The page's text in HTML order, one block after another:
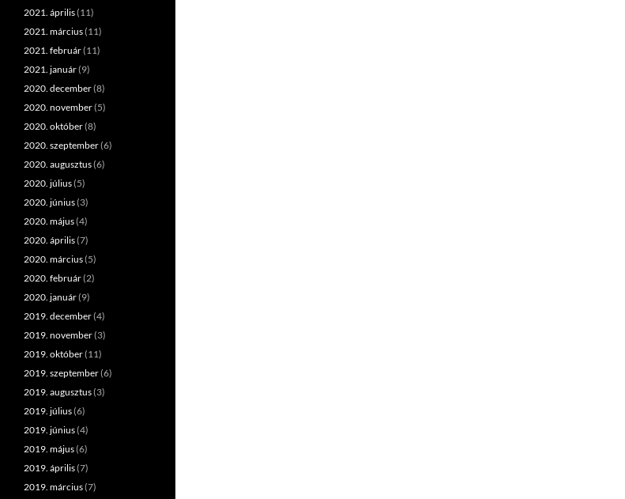
2021. április(11)
2021. március(11)
2021. február(11)
2021. január(9)
2020. december(8)
2020. november(5)
2020. október(8)
2020. szeptember(6)
2020. augusztus(6)
2020. július(5)
2020. június(3)
2020. május(4)
2020. április(7)
2020. március(5)
2020. február(2)
2020. január(9)
2019. december(4)
2019. november(3)
2019. október(11)
2019. szeptember(6)
2019. augusztus(3)
2019. július(6)
2019. június(4)
2019. május(6)
2019. április(7)
2019. március(7)